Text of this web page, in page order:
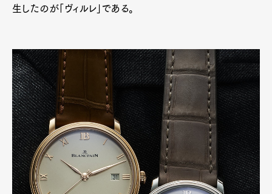
生したのが「ヴィルレ」である。